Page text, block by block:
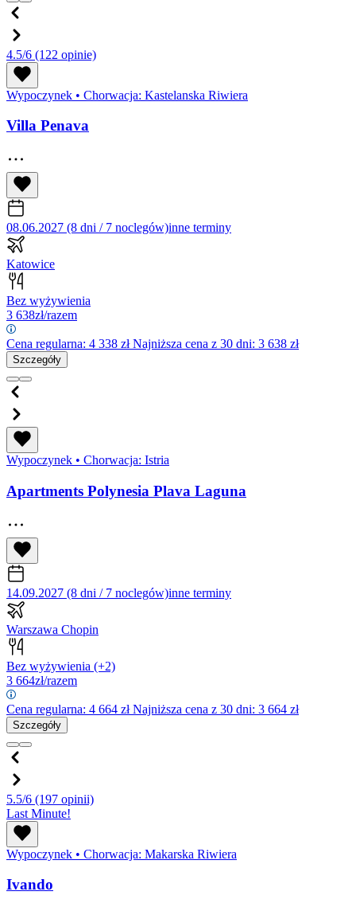
4.5/6 (122 opinie)
Wypoczynek • Chorwacja: Kastelanska Riwiera
Villa Penava
08.06.2027 (8 dni / 7 noclegów)inne terminy
Katowice
Bez wyżywienia
3 638zł/razem
Cena regularna: 4 338 złNajniższa cena z 30 dni: 3 638 zł
Szczegóły
Wypoczynek • Chorwacja: Istria
Apartments Polynesia Plava Laguna
14.09.2027 (8 dni / 7 noclegów)inne terminy
Warszawa Chopin
Bez wyżywienia (+2)
3 664zł/razem
Cena regularna: 4 664 złNajniższa cena z 30 dni: 3 664 zł
Szczegóły
5.5/6 (197 opinii)
Last Minute!
Wypoczynek • Chorwacja: Makarska Riwiera
Ivando